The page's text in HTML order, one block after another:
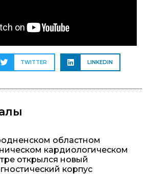
TWITTER LINKEDIN
областном
кардиологическом
открылся новый
корпус